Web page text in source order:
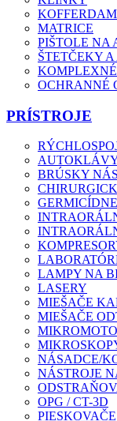
MATRICE
PIŠTOLE NA
ŠTETČEKY
OCHRANNÉ
PRÍSTROJE
BRÚSKY
LAMPY NA
LASERY
MIEŠAČE
MIEŠAČE
NÁSADCE/
NÁSTROJE
OPG / CT-3D
PIESKOVAČE